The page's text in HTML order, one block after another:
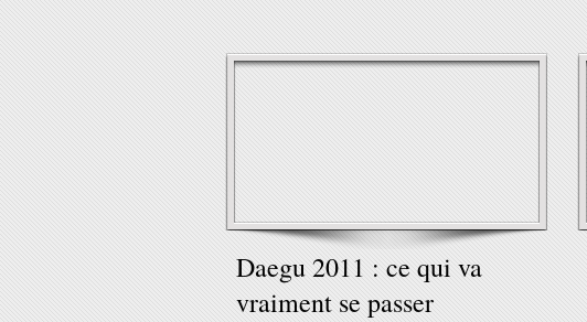
Daegu 2011 : ce qui va
vraiment se passer